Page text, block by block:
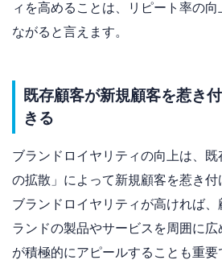
ィを高めることは、リピート率の
ながると言えます。
既存顧客が新規顧客を惹き
きる
ブランドロイヤリティの向上は、既
の拡散」によって新規顧客を惹き付
ブランドロイヤリティが高ければ
ランドの製品やサービスを周囲に広
が積極的にアピールすることも重